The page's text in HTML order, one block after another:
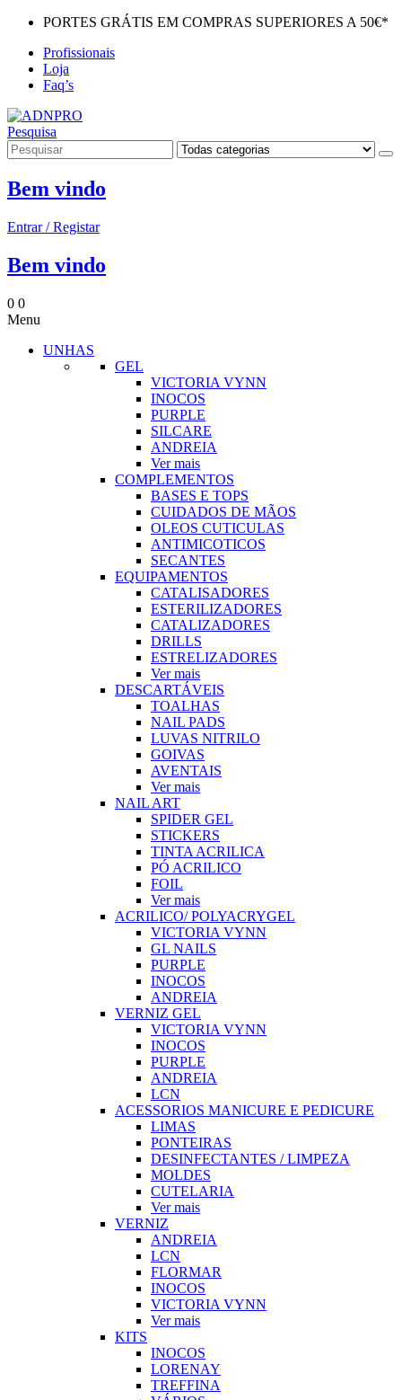
PORTES GRÁTIS EM COMPRAS SUPERIORES A 50€*
Profissionais
Loja
Faq’s
Pesquisa
Bem vindo
Entrar / Registar
Bem vindo
0 0
Menu
UNHAS
GEL
VICTORIA VYNN
INOCOS
PURPLE
SILCARE
ANDREIA
Ver mais
COMPLEMENTOS
BASES E TOPS
CUIDADOS DE MÃOS
OLEOS CUTICULAS
ANTIMICOTICOS
SECANTES
EQUIPAMENTOS
CATALISADORES
ESTERILIZADORES
CATALIZADORES
DRILLS
ESTRELIZADORES
Ver mais
DESCARTÁVEIS
TOALHAS
NAIL PADS
LUVAS NITRILO
GOIVAS
AVENTAIS
Ver mais
NAIL ART
SPIDER GEL
STICKERS
TINTA ACRILICA
PÓ ACRILICO
FOIL
Ver mais
ACRILICO/ POLYACRYGEL
VICTORIA VYNN
GL NAILS
PURPLE
INOCOS
ANDREIA
VERNIZ GEL
VICTORIA VYNN
INOCOS
PURPLE
ANDREIA
LCN
ACESSORIOS MANICURE E PEDICURE
LIMAS
PONTEIRAS
DESINFECTANTES / LIMPEZA
MOLDES
CUTELARIA
Ver mais
VERNIZ
ANDREIA
LCN
FLORMAR
INOCOS
VICTORIA VYNN
Ver mais
KITS
INOCOS
LORENAY
TREFFINA